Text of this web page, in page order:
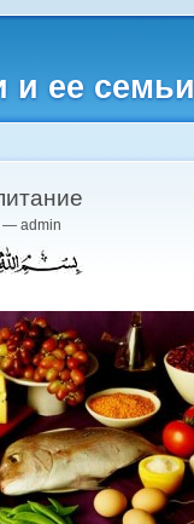
и ее семьи
— admin